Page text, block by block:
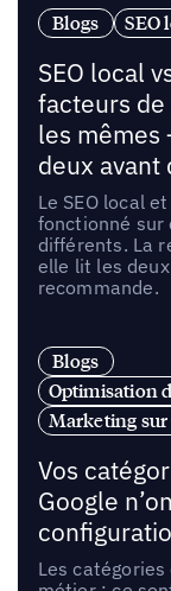
Blogs SEO
SEO local
facteurs de
les mêmes
deux avant
Le SEO local
fonctionné sur
différents. La
elle lit les
recommande.
Blogs
Optimisation
Marketing sur
Vos
Google
Les